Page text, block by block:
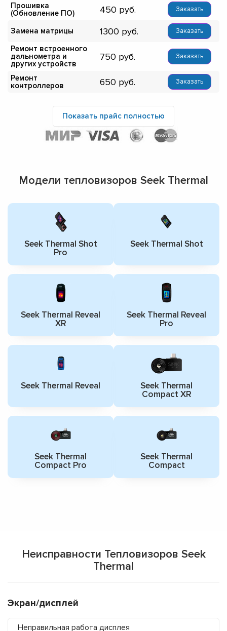
Прошивка
(Обновление ПО)
450 Заказать
Замена матрицы 1300 Заказать
Ремонт встроенного
дальнометра и
других устройств
750 Заказать
Ремонт
контроллеров
650 Заказать
Показать прайс полностью
Модели тепловизоров Seek Thermal
Seek Thermal Shot
Pro
Seek Thermal Shot
Seek Thermal Reveal
XR
Seek Thermal Reveal
Pro
Seek Thermal Reveal
Seek Thermal
Compact XR
Seek Thermal
Compact Pro
Seek Thermal
Compact
Неисправности Тепловизоров Seek
Thermal
Экран/дисплей
Неправильная работа дисплея